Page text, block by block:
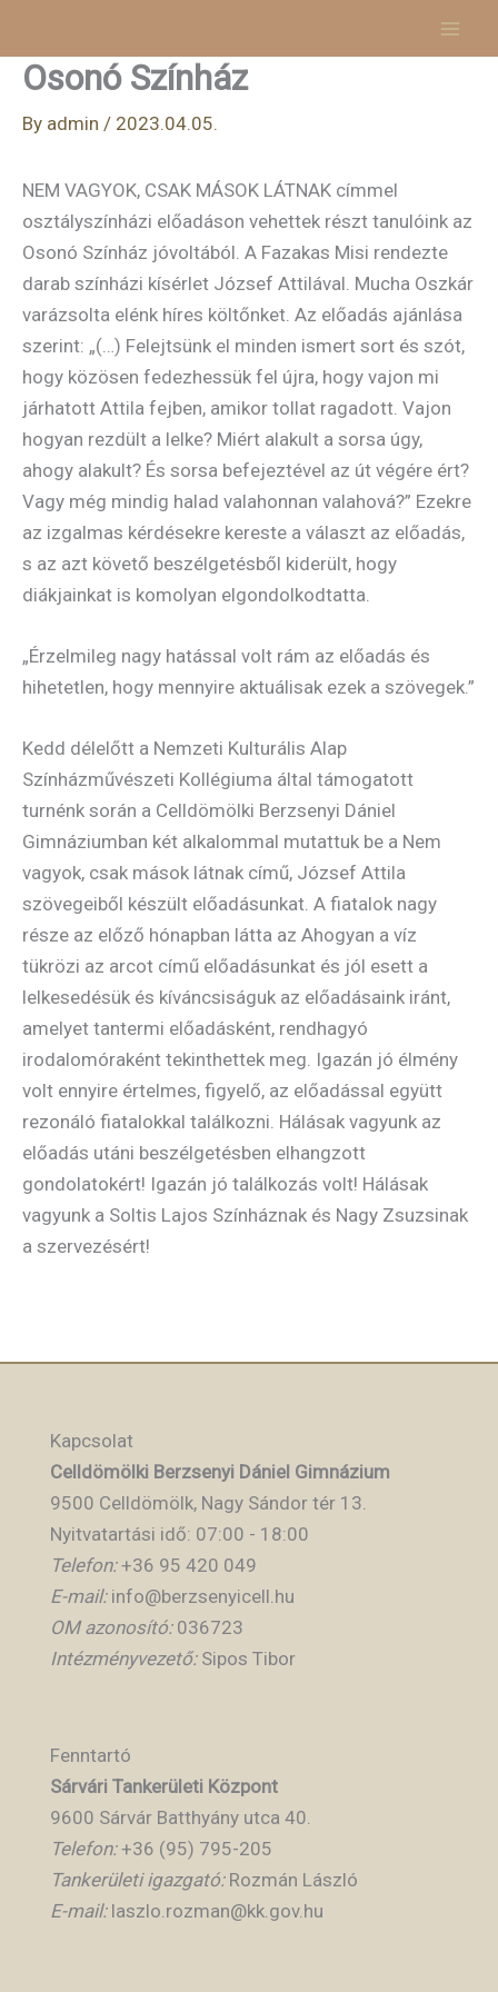
content
Osonó Színház
By admin / 2023.04.05.
NEM VAGYOK, CSAK MÁSOK LÁTNAK címmel
osztályszínházi előadáson vehettek részt tanulóink az
Osonó Színház jóvoltából. A Fazakas Misi rendezte
darab színházi kísérlet József Attilával. Mucha Oszkár
varázsolta elénk híres költőnket. Az előadás ajánlása
szerint: „(…) Felejtsünk el minden ismert sort és szót,
hogy közösen fedezhessük fel újra, hogy vajon mi
járhatott Attila fejben, amikor tollat ragadott. Vajon
hogyan rezdült a lelke? Miért alakult a sorsa úgy,
ahogy alakult? És sorsa befejeztével az út végére ért?
Vagy még mindig halad valahonnan valahová?” Ezekre
az izgalmas kérdésekre kereste a választ az előadás,
s az azt követő beszélgetésből kiderült, hogy
diákjainkat is komolyan elgondolkodtatta.
„Érzelmileg nagy hatással volt rám az előadás és
hihetetlen, hogy mennyire aktuálisak ezek a szövegek.”
Kedd délelőtt a Nemzeti Kulturális Alap
Színházművészeti Kollégiuma által támogatott
turnénk során a Celldömölki Berzsenyi Dániel
Gimnáziumban két alkalommal mutattuk be a Nem
vagyok, csak mások látnak című, József Attila
szövegeiből készült előadásunkat. A fiatalok nagy
része az előző hónapban látta az Ahogyan a víz
tükrözi az arcot című előadásunkat és jól esett a
lelkesedésük és kíváncsiságuk az előadásaink iránt,
amelyet tantermi előadásként, rendhagyó
irodalomóraként tekinthettek meg. Igazán jó élmény
volt ennyire értelmes, figyelő, az előadással együtt
rezonáló fiatalokkal találkozni. Hálásak vagyunk az
előadás utáni beszélgetésben elhangzott
gondolatokért! Igazán jó találkozás volt! Hálásak
vagyunk a Soltis Lajos Színháznak és Nagy Zsuzsinak
a szervezésért!
Kapcsolat
Celldömölki Berzsenyi Dániel Gimnázium
9500 Celldömölk, Nagy Sándor tér 13.
Nyitvatartási idő: 07:00 - 18:00
Telefon:+36 95 420 049
E-mail:info@berzsenyicell.hu
OM azonosító:036723
Intézményvezető:Sipos Tibor
Fenntartó
Sárvári Tankerületi Központ
9600 Sárvár Batthyány utca 40.
Telefon:+36 (95) 795-205
Tankerületi igazgató:Rozmán László
E-mail:laszlo.rozman@kk.gov.hu